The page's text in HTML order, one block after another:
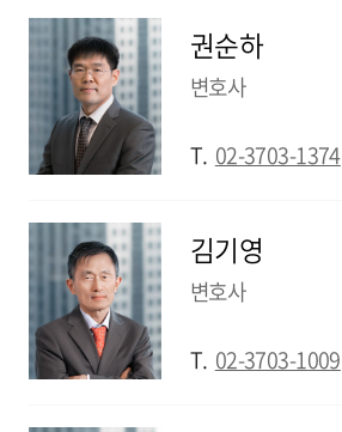
권순하
변호사
T. 02-3703-1374
김기영
변호사
T. 02-3703-1009